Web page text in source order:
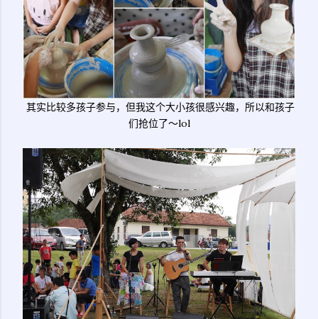
其实比较多孩子参与，但我这个大小孩很感兴趣，所以和孩子
们抢位了～lol